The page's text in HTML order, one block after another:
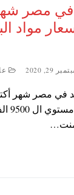
مواد
29, 2020